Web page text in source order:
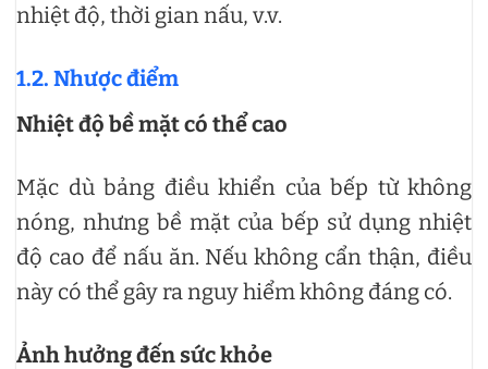
nhiệt độ, thời gian nấu, v.v.
1.2. Nhược điểm
Nhiệt độ bề mặt có thể cao
Mặc dù bảng điều khiển của bếp từ không
nóng, nhưng bề mặt của bếp sử dụng nhiệt
độ cao để nấu ăn. Nếu không cẩn thận, điều
này có thể gây ra nguy hiểm không đáng có.
Ảnh hưởng đến sức khỏe